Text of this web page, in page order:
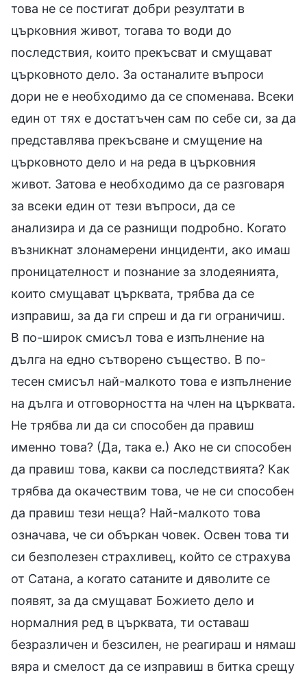
това не се постигат добри резултати в
църковния живот, тогава то води до
последствия, които прекъсват и смущават
църковното дело. За останалите въпроси
дори не е необходимо да се споменава. Всеки
един от тях е достатъчен сам по себе си, за да
представлява прекъсване и смущение на
църковното дело и на реда в църковния
живот. Затова е необходимо да се разговаря
за всеки един от тези въпроси, да се
анализира и да се разнищи подробно. Когато
възникнат злонамерени инциденти, ако имаш
проницателност и познание за злодеянията,
които смущават църквата, трябва да се
изправиш, за да ги спреш и да ги ограничиш.
В по-широк смисъл това е изпълнение на
дълга на едно сътворено същество. В по-
тесен смисъл най-малкото това е изпълнение
на дълга и отговорността на член на църквата.
Не трябва ли да си способен да правиш
именно това? (Да, така е.) Ако не си способен
да правиш това, какви са последствията? Как
трябва да окачествим това, че не си способен
да правиш тези неща? Най-малкото това
означава, че си объркан човек. Освен това ти
си безполезен страхливец, който се страхува
от Сатана, а когато сатаните и дяволите се
появят, за да смущават Божието дело и
нормалния ред в църквата, ти оставаш
безразличен и безсилен, не реагираш и нямаш
вяра и смелост да се изправиш в битка срещу